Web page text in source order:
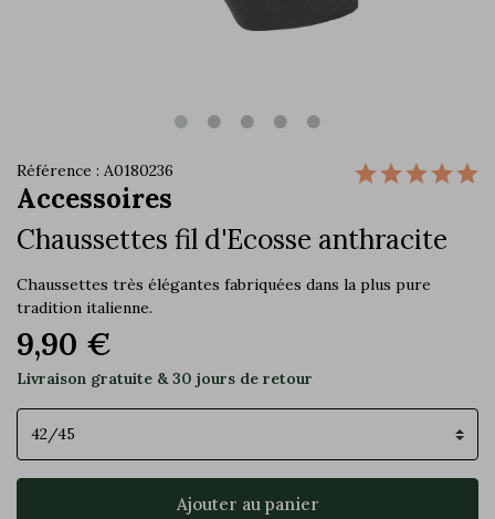
Référence : A0180236
Accessoires
Chaussettes fil d'Ecosse anthracite
Chaussettes très élégantes fabriquées dans la plus pure
tradition italienne.
9,90 €
Livraison gratuite & 30 jours de retour
Pointure
Ajouter au panier